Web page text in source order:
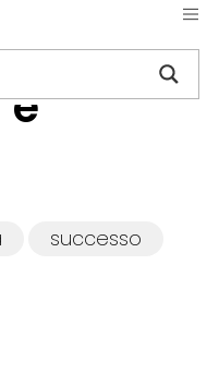
e
successo